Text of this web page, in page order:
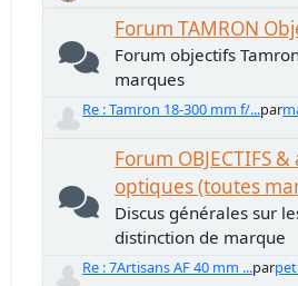
Forum TAMRON
Forum objectifs
marques
Re : Tamron 18-300 mm f/...par
Forum OBJECTIFS
optiques (toutes
Discus générales sur
distinction de marque
Re : 7Artisans AF 40 mm ...par